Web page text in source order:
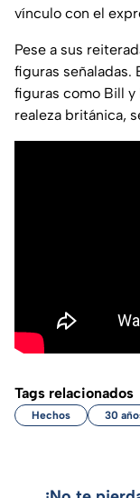
vínculo con el
Pese a sus
figuras señaladas.
figuras como Bill
realeza británica,
Tags relacionados
Hechos 30